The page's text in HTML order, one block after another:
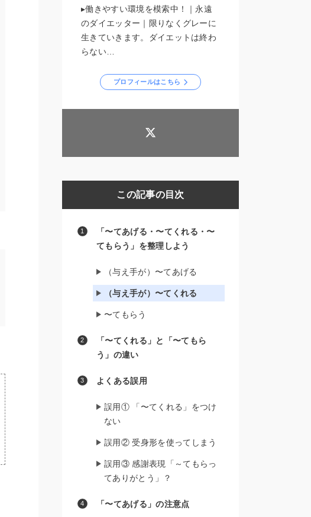
▸働きやすい環境を模索中！｜永遠
のダイエッター｜限りなくグレーに
生きていきます。ダイエットは終わ
らない…
プロフィールはこちら
この記事の目次
「〜てあげる・〜てくれる・〜
てもらう」を整理しよう
（与え手が）〜てあげる
（与え手が）〜てくれる
〜てもらう
「〜てくれる」と「〜てもら
う」の違い
よくある誤用
誤用① 「〜てくれる」をつけ
ない
誤用② 受身形を使ってしまう
誤用③ 感謝表現「～てもらっ
てありがとう」？
「〜てあげる」の注意点